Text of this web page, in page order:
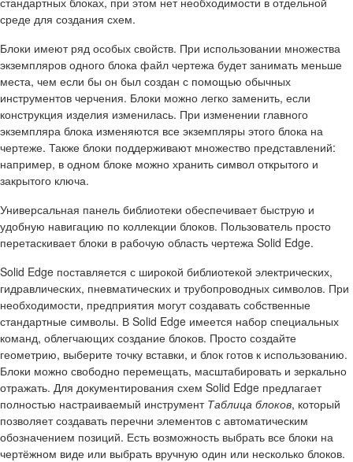
среде для создания схем.
Блоки имеют ряд особых свойств. При использовании множества
экземпляров одного блока файл чертежа будет занимать меньше
места, чем если бы он был создан с помощью обычных
инструментов черчения. Блоки можно легко заменить, если
конструкция изделия изменилась. При изменении главного
экземпляра блока изменяются все экземпляры этого блока на
чертеже. Также блоки поддерживают множество представлений:
например, в одном блоке можно хранить символ открытого и
закрытого ключа.
Универсальная панель библиотеки обеспечивает быструю и
удобную навигацию по коллекции блоков. Пользователь просто
перетаскивает блоки в рабочую область чертежа Solid Edge.
Solid Edge поставляется с широкой библиотекой электрических,
гидравлических, пневматических и трубопроводных символов. При
необходимости, предприятия могут создавать собственные
стандартные символы. В Solid Edge имеется набор специальных
команд, облегчающих создание блоков. Просто создайте
геометрию, выберите точку вставки, и блок готов к использованию.
Блоки можно свободно перемещать, масштабировать и зеркально
отражать. Для документирования схем Solid Edge предлагает
полностью настраиваемый инструмент Таблица блоков, который
позволяет создавать перечни элементов с автоматическим
обозначением позиций. Есть возможность выбрать все блоки на
чертёжном виде или выбрать вручную один или несколько блоков.